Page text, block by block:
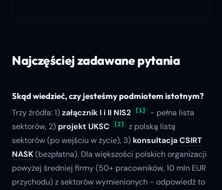
Najczęściej zadawane pytania
Skąd wiedzieć, czy jesteśmy podmiotem istotnym?
Trzy źródła: 1)załącznik I i II NIS2 [1]
- pełna lista
sektorów, 2) projekt UKSC [2]
z polską listą
sektorów (po wejściu w życie), 3) konsultacjaCSIRT
NASK(bezpłatna). Dla większości polskich organizacji
powyżej średniej firmy (50+ pracowników, 10 mln EUR
przychodu) z sektorów wymienionych - odpowiedź to